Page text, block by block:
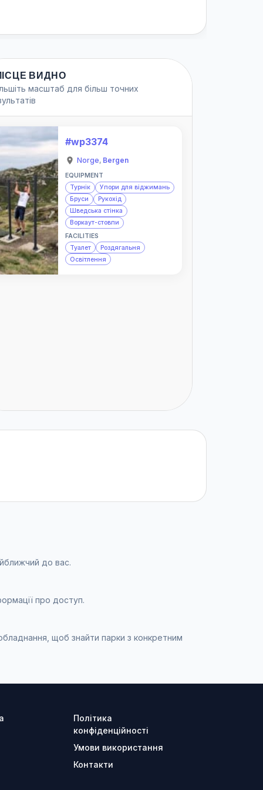
ВИДНО
масштаб для більш точних
#wp3374
Norge, Bergen
EQUIPMENT
Турнік
Упори для віджимань
Бруси
Рукохід
Шведська стінка
Воркаут-стовпи
FACILITIES
Туалет
Роздягальня
Освітлення
до вас.
про доступ.
щоб знайти парки з конкретним
Політика
конфіденційності
Умови використання
Контакти